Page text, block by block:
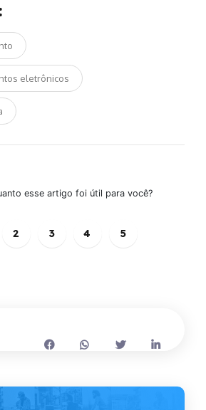
eletrônicos
esse artigo foi útil para você?
2 3 4 5